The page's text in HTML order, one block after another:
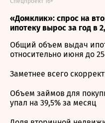
«Домклик»: спрос на
ипотеку вырос за год в
Общий объем выдач
относительно июня до
Заметнее всего
Объем займов для
упал на 39,5% за месяц